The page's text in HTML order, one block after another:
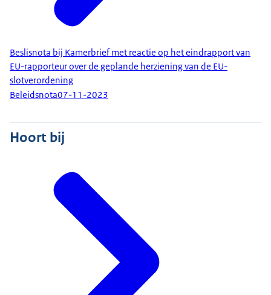
Beslisnota bij Kamerbrief met reactie op het eindrapport van
EU-rapporteur over de geplande herziening van de EU-
slotverordening
Beleidsnota07-11-2023
Hoort bij